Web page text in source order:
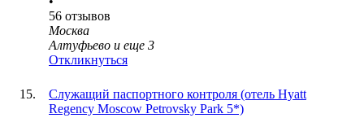
56 отзывов
Москва
Алтуфьево и еще 3
Откликнуться
Служащий паспортного контроля (отель Hyatt
Regency Moscow Petrovsky Park 5*)